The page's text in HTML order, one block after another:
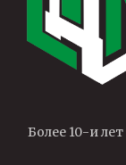
Более 10-и